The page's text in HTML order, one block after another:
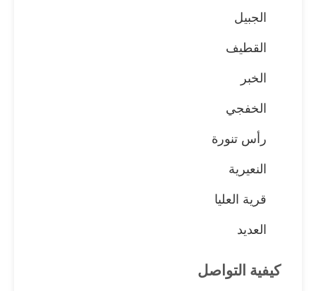
الجبيل
القطيف
الخبر
الخفجي
رأس تنورة
النعيرية
قرية العليا
العديد
كيفية التواصل